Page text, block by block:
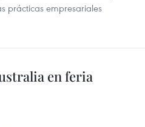
prácticas empresariales
en feria